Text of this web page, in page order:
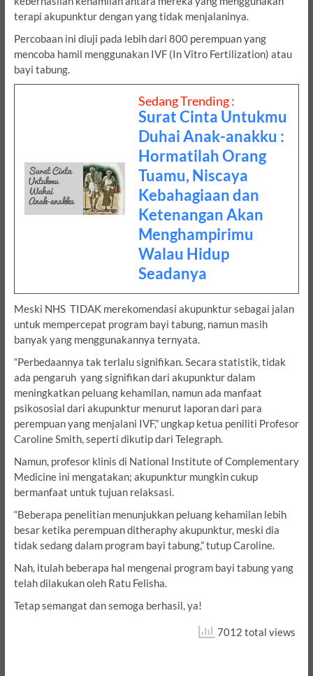
terapi akupunktur dengan yang tidak menjalaninya.
Percobaan ini diuji pada lebih dari 800 perempuan yang
mencoba hamil menggunakan IVF (In Vitro Fertilization) atau
bayi tabung.
Sedang Trending :
Surat Cinta Untukmu
Duhai Anak-anakku :
Hormatilah Orang
Tuamu, Niscaya
Kebahagiaan dan
Ketenangan Akan
Menghampirimu
Walau Hidup
Seadanya
Meski NHS TIDAK merekomendasi akupunktur sebagai jalan
untuk mempercepat program bayi tabung, namun masih
banyak yang menggunakannya ternyata.
“Perbedaannya tak terlalu signifikan. Secara statistik, tidak
ada pengaruh yang signifikan dari akupunktur dalam
meningkatkan peluang kehamilan, namun ada manfaat
psikososial dari akupunktur menurut laporan dari para
perempuan yang menjalani IVF,” ungkap ketua peniliti Profesor
Caroline Smith, seperti dikutip dari Telegraph.
Namun, profesor klinis di National Institute of Complementary
Medicine ini mengatakan; akupunktur mungkin cukup
bermanfaat untuk tujuan relaksasi.
“Beberapa penelitian menunjukkan peluang kehamilan lebih
besar ketika perempuan ditheraphy akupunktur, meski dia
tidak sedang dalam program bayi tabung,” tutup Caroline.
Nah, itulah beberapa hal mengenai program bayi tabung yang
telah dilakukan oleh Ratu Felisha.
Tetap semangat dan semoga berhasil, ya!
7012 total views